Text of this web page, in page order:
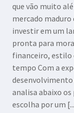
que vão muito
mercado maduro
investir em um
pronta para
financeiro, estilo
tempo Com a
desenvolvimento
analisa abaixo
escolha por um